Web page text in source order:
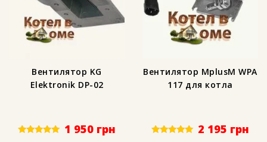
Вентилятор KG
Elektronik DP-02
1 950 грн
Вентилятор MplusM WPA
117 для котла
2 195 грн